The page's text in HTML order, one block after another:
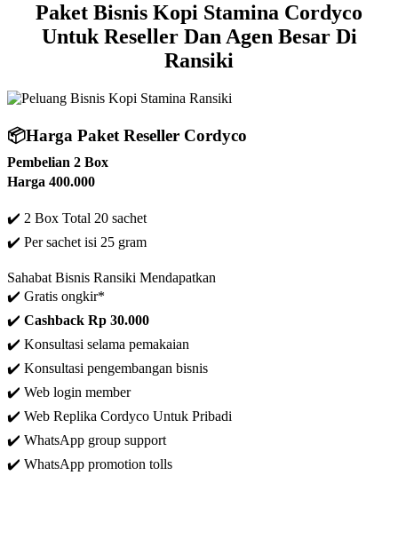
Paket Bisnis Kopi Stamina Cordyco
Untuk Reseller Dan Agen Besar Di
Ransiki
📦Harga Paket Reseller Cordyco
Pembelian 2 Box
Harga 400.000
✔️ 2 Box Total 20 sachet
✔️ Per sachet isi 25 gram
Sahabat Bisnis Ransiki Mendapatkan
✔️ Gratis ongkir*
✔️ Cashback Rp 30.000
✔️ Konsultasi selama pemakaian
✔️ Konsultasi pengembangan bisnis
✔️ Web login member
✔️ Web Replika Cordyco Untuk Pribadi
✔️ WhatsApp group support
✔️ WhatsApp promotion tolls